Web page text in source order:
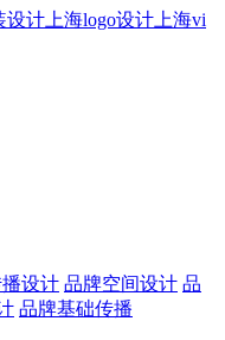
设计 上海logo设计 上海vi
设计 品牌空间设计 品
品牌基础传播